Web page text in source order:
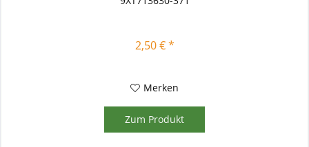
2,50 € *
Merken
Zum Produkt